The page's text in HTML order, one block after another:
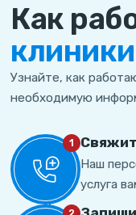
Как
Узнайте, как
необходимую
1
Наш
услуга